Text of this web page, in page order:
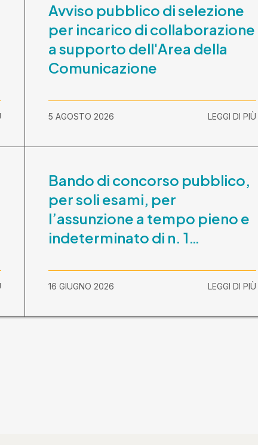
Avviso pubblico di selezione
per incarico di collaborazione
a supporto dell'Area della
Comunicazione
5 AGOSTO 2026 LEGGI DI PIÙ
Bando di concorso pubblico,
per soli esami, per
l’assunzione a tempo pieno e
indeterminato di n. 1
Comunicazione prova scritta
e prova orale
16 GIUGNO 2026 LEGGI DI PIÙ